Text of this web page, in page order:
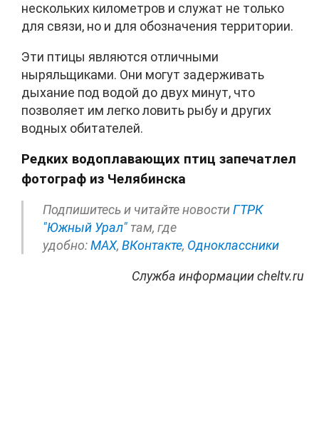
нескольких километров и служат не только
для связи, но и для обозначения территории.
Эти птицы являются отличными
ныряльщиками. Они могут задерживать
дыхание под водой до двух минут, что
позволяет им легко ловить рыбу и других
водных обитателей.
Редких водоплавающих птиц запечатлел
фотограф из Челябинска
Подпишитесь и читайте новостиГТРК
"Южный Урал" там, где
удобно:МАХ, ВКонтакте, Одноклассники
Служба информации cheltv.ru